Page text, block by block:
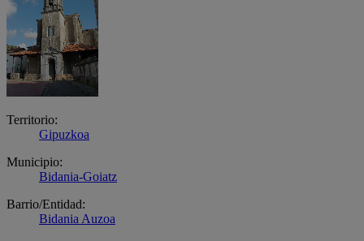
Territorio:
Gipuzkoa
Municipio:
Bidania-Goiatz
Barrio/Entidad:
Bidania Auzoa